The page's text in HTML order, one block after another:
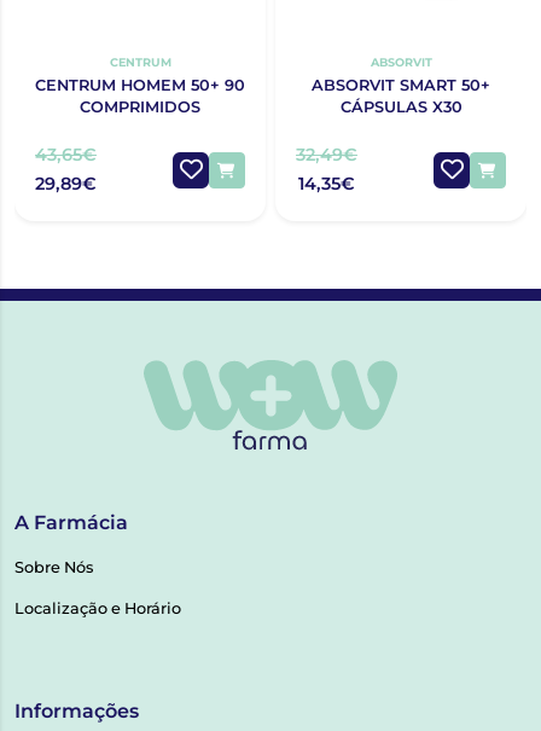
CENTRUM
CENTRUM HOMEM 50+ 90
COMPRIMIDOS
43,65€
29,89€
ABSORVIT
ABSORVIT SMART 50+
CÁPSULAS X30
32,49€
14,35€
A Farmácia
Sobre Nós
Localização e Horário
Informações